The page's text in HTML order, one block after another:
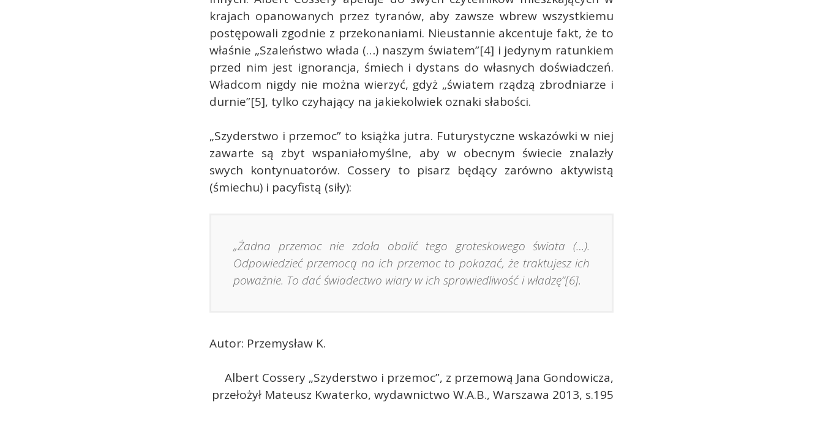
krajach opanowanych przez tyranów, aby zawsze wbrew wszystkiemu
postępowali zgodnie z przekonaniami. Nieustannie akcentuje fakt, że to
właśnie „Szaleństwo włada (…) naszym światem”[4] i jedynym ratunkiem
przed nim jest ignorancja, śmiech i dystans do własnych doświadczeń.
Władcom nigdy nie można wierzyć, gdyż „światem rządzą zbrodniarze i
durnie”[5], tylko czyhający na jakiekolwiek oznaki słabości.
„Szyderstwo i przemoc” to książka jutra. Futurystyczne wskazówki w niej
zawarte są zbyt wspaniałomyślne, aby w obecnym świecie znalazły
swych kontynuatorów. Cossery to pisarz będący zarówno aktywistą
(śmiechu) i pacyfistą (siły):
„Żadna przemoc nie zdoła obalić tego groteskowego świata (…).
Odpowiedzieć przemocą na ich przemoc to pokazać, że traktujesz ich
poważnie. To dać świadectwo wiary w ich sprawiedliwość i władzę”[6].
Autor: Przemysław K.
Albert Cossery „Szyderstwo i przemoc”, z przemową Jana Gondowicza,
przełożył Mateusz Kwaterko, wydawnictwo W.A.B., Warszawa 2013, s.195